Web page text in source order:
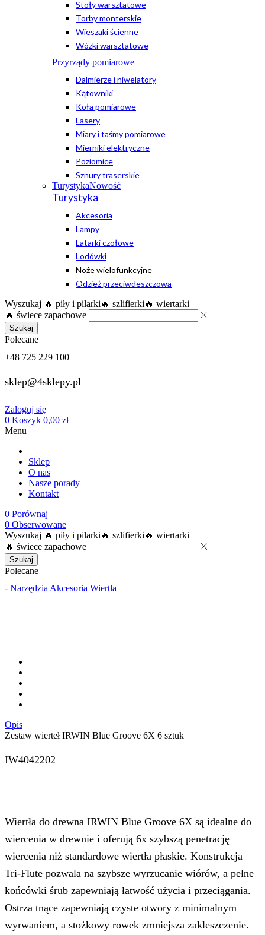
Stoły warsztatowe
Torby monterskie
Wieszaki ścienne
Wózki warsztatowe
Przyrządy pomiarowe
Dalmierze i niwelatory
Kątowniki
Koła pomiarowe
Lasery
Miary i taśmy pomiarowe
Mierniki elektryczne
Poziomice
Sznury traserskie
TurystykaNowość
Turystyka
Akcesoria
Lampy
Latarki czołowe
Lodówki
Noże wielofunkcyjne
Odzież przeciwdeszczowa
Wyszukaj 🔥 piły i pilarki 🔥 szlifierki 🔥 wiertarki
🔥 świece zapachowe
Szukaj
Polecane
+48 725 229 100
sklep@4sklepy.pl
Zaloguj się
0 Koszyk 0,00 zł
Menu
Sklep
O nas
Nasze porady
Kontakt
0 Porównaj
0 Obserwowane
Wyszukaj 🔥 piły i pilarki 🔥 szlifierki 🔥 wiertarki
🔥 świece zapachowe
Szukaj
Polecane
- Narzędzia Akcesoria Wiertła
Opis
Zestaw wierteł IRWIN Blue Groove 6X 6 sztuk
IW4042202
Wiertła do drewna IRWIN Blue Groove 6X są idealne do
wiercenia w drewnie i oferują 6x szybszą penetrację
wiercenia niż standardowe wiertła płaskie. Konstrukcja
Tri-Flute pozwala na szybsze wyrzucanie wiórów, a pełne
końcówki śrub zapewniają łatwość użycia i przeciągania.
Ostrza tnące zapewniają czyste otwory z minimalnym
wyrwaniem, a stożkowy rowek zmniejsza zakleszczenie.